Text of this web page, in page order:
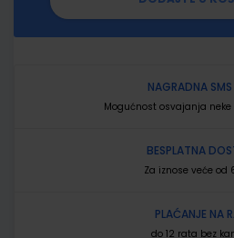
NAGRADNA
Mogućnost osvajanja neke
BESPLATNA
Za iznose veće od
PLAĆANJE NA
do 12 rata bez